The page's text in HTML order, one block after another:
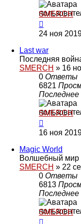
SMERCH
24 ноя
Last war
Последняя
SMERCH » 16
0 Ответы
6821
SMERCH
16 ноя
Magic World
Волшебный мир
SMERCH » 22
0 Ответы
6813
SMERCH